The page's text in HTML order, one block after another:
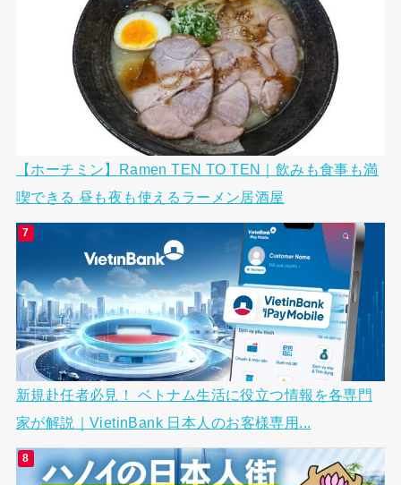
【ホーチミン】Ramen TEN TO TEN｜飲みも食事も満
喫できる 昼も夜も使えるラーメン居酒屋
新規赴任者必見！ ベトナム生活に役立つ情報を各専門
家が解説｜VietinBank 日本人のお客様専用...